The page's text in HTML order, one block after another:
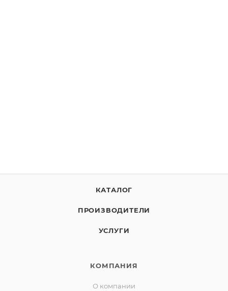
КАТАЛОГ
ПРОИЗВОДИТЕЛИ
УСЛУГИ
КОМПАНИЯ
О компании